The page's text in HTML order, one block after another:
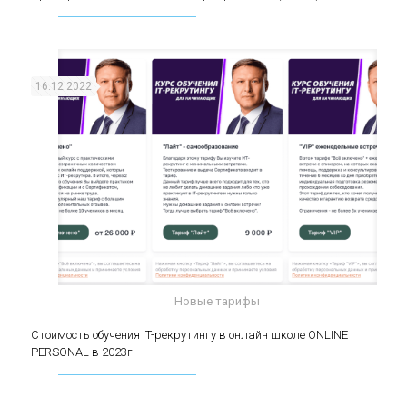
Стоимость обучения IT-рекрутингу в онлайн
Новые тарифы
16.12.2022
Стоимость обучения IT-рекрутингу в онлайн школе ONLINE
PERSONAL в 2023г